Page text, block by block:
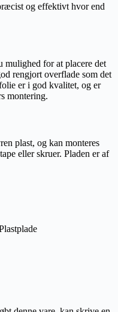
og effektivt hvor end
for at placere det
rengjort overflade som det
er i god kvalitet, og er
montering.
plast, og kan monteres
eller skruer. Pladen er af